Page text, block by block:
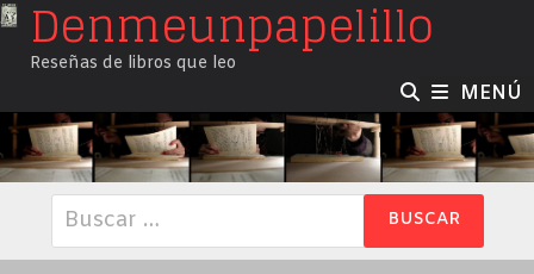
SaltarDenmeunpapelillo
Reseñas de libros que leo
MENÚ
Buscar: